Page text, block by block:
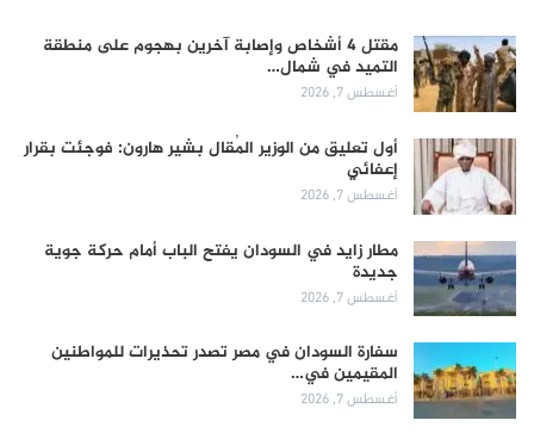
مقتل 4 أشخاص وإصابة آخرين بهجوم على منطقة
التميد في شمال…
أغسطس 7, 2026
أول تعليق من الوزير المُقال بشير هارون: فوجئت بقرار
إعفائي
أغسطس 7, 2026
مطار زايد في السودان يفتح الباب أمام حركة جوية
جديدة
أغسطس 7, 2026
سفارة السودان في مصر تصدر تحذيرات للمواطنين
المقيمين في…
أغسطس 7, 2026